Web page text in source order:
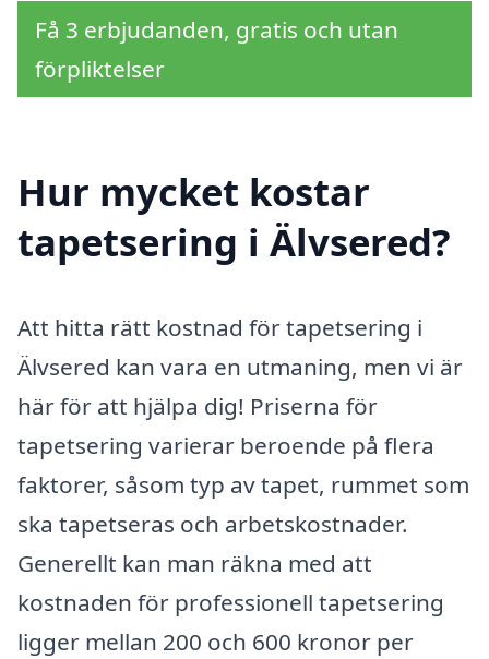
Få 3 erbjudanden, gratis och utan
förpliktelser
Hur mycket kostar
tapetsering i Älvsered?
Att hitta rätt kostnad för tapetsering i
Älvsered kan vara en utmaning, men vi är
här för att hjälpa dig! Priserna för
tapetsering varierar beroende på flera
faktorer, såsom typ av tapet, rummet som
ska tapetseras och arbetskostnader.
Generellt kan man räkna med att
kostnaden för professionell tapetsering
ligger mellan 200 och 600 kronor per